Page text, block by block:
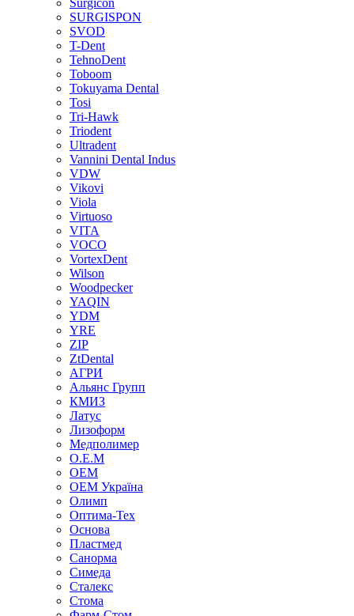
Surgicon
SURGISPON
SVOD
T-Dent
TehnoDent
Toboom
Tokuyama Dental
Tosi
Tri-Hawk
Triodent
Ultradent
Vannini Dental Indus
VDW
Vikovi
Viola
Virtuoso
VITA
VOCO
VortexDent
Wilson
Woodpecker
YAQIN
YDM
YRE
ZIP
ZtDental
АГРИ
Альянс Групп
КМИЗ
Латус
Лизоформ
Медполимер
О.Е.М
ОЕМ
ОЕМ Україна
Олимп
Оптима-Тех
Основа
Пластмед
Санорма
Симеда
Сталекс
Стома